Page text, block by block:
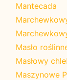
Mantecada
Masło
Masłowy
Maszynowe